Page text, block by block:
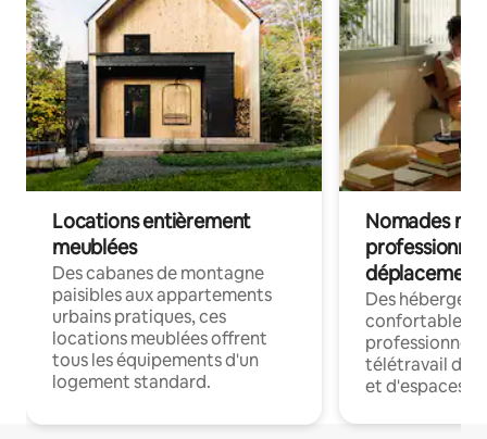
Locations entièrement
meublées
Des cabanes de montagne
paisibles aux appartements
urbains pratiques, ces
locations meublées offrent
tous les équipements d'un
logement standard.
Nomades
déplacement
Des
confortables
professionnels
télétravail
et d'espaces